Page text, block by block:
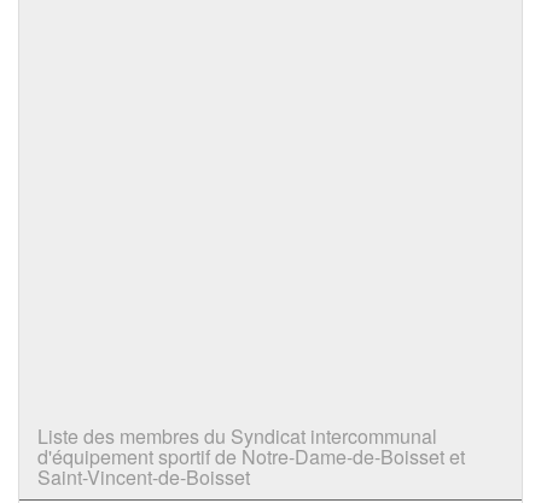
Liste des membres du Syndicat intercommunal
d'équipement sportif de Notre-Dame-de-Boisset et
Saint-Vincent-de-Boisset